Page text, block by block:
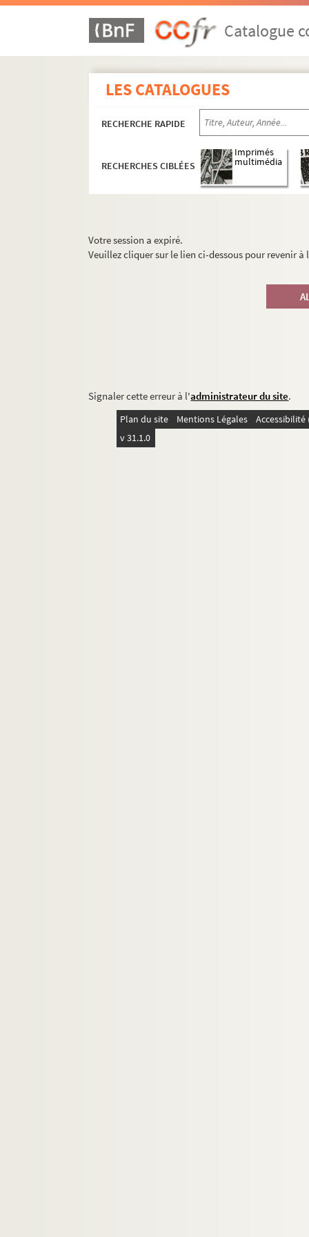
Catalogue
LES CATALOGUES
RECHERCHE RAPIDE
RECHERCHES CIBLÉES
Imprimés
multimédia
Votre session a expiré.
Veuillez cliquer sur le lien ci-dessous pour revenir
Signaler cette erreur à l'administrateur du site.
Plan du site Mentions Légales
v 31.1.0